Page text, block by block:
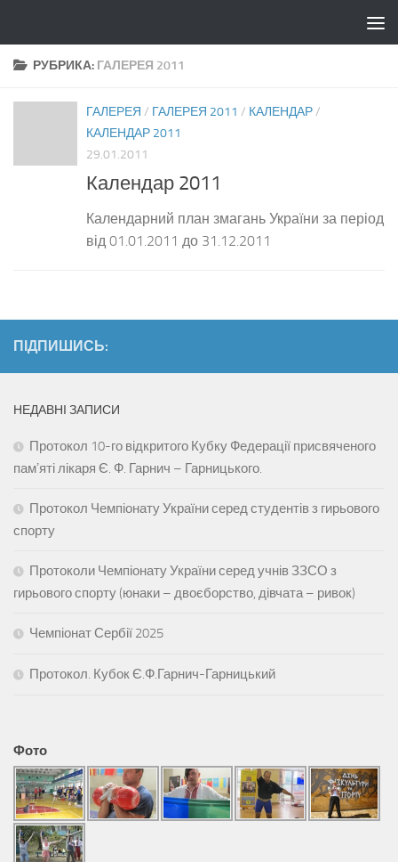
РУБРИКА: ГАЛЕРЕЯ 2011
ГАЛЕРЕЯ / ГАЛЕРЕЯ 2011 / КАЛЕНДАР/
КАЛЕНДАР 2011
29.01.2011
Календар 2011
Календарний план змагань України за період
від 01.01.2011 до 31.12.2011
ПІДПИШИСЬ:
НЕДАВНІ ЗАПИСИ
Протокол 10-го відкритого Кубку Федерації присвяченого
памʼяті лікаря Є. Ф. Гарнич – Гарницького.
Протокол Чемпіонату України серед студентів з гирьового
спорту
Протоколи Чемпіонату України серед учнів ЗЗСО з
гирьового спорту (юнаки – двоєборство, дівчата – ривок)
Чемпіонат Сербії 2025
Протокол. Кубок Є.Ф.Гарнич-Гарницький
Фото